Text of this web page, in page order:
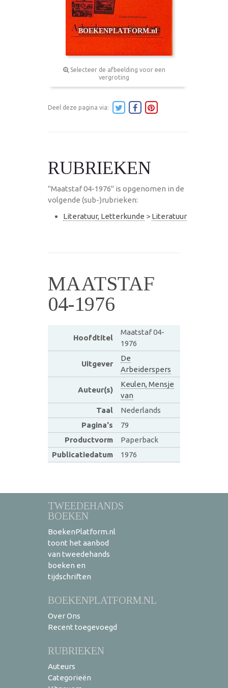
Selecteer de afbeelding voor een
vergroting
Deel deze pagina via:
RUBRIEKEN
"Maatstaf 04-1976" is opgenomen in de
volgende (sub-)rubrieken:
Literatuur, Letterkunde > Literatuur
MAATSTAF
04-1976
Hoofdtitel
Maatstaf 04-
1976
Uitgever
De
Arbeiderspers
Auteur(s)
Keulen, Mensje
van
Taal
Nederlands
Pagina's
79
Productvorm
Paperback
Publicatiedatum
1976
TWEEDEHANDS
BOEKEN
BoekenPlatform.nl
toont het aanbod
van tweedehands
boeken en
tijdschriften
BOEKENPLATFORM.NL
Over Ons
Recent toegevoegd
RUBRIEKEN
Auteurs
Categorieën